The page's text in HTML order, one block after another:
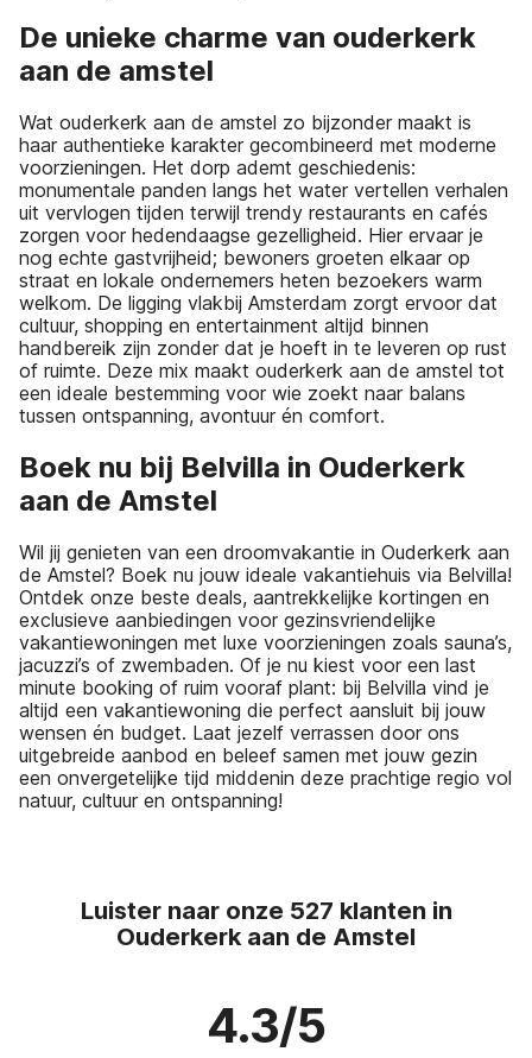
De unieke charme van ouderkerk
aan de amstel
Wat ouderkerk aan de amstel zo bijzonder maakt is
haar authentieke karakter gecombineerd met moderne
voorzieningen. Het dorp ademt geschiedenis:
monumentale panden langs het water vertellen verhalen
uit vervlogen tijden terwijl trendy restaurants en cafés
zorgen voor hedendaagse gezelligheid. Hier ervaar je
nog echte gastvrijheid; bewoners groeten elkaar op
straat en lokale ondernemers heten bezoekers warm
welkom. De ligging vlakbij Amsterdam zorgt ervoor dat
cultuur, shopping en entertainment altijd binnen
handbereik zijn zonder dat je hoeft in te leveren op rust
of ruimte. Deze mix maakt ouderkerk aan de amstel tot
een ideale bestemming voor wie zoekt naar balans
tussen ontspanning, avontuur én comfort.
Boek nu bij Belvilla in Ouderkerk
aan de Amstel
Wil jij genieten van een droomvakantie in Ouderkerk aan
de Amstel? Boek nu jouw ideale vakantiehuis via Belvilla!
Ontdek onze beste deals, aantrekkelijke kortingen en
exclusieve aanbiedingen voor gezinsvriendelijke
vakantiewoningen met luxe voorzieningen zoals sauna’s,
jacuzzi’s of zwembaden. Of je nu kiest voor een last
minute booking of ruim vooraf plant: bij Belvilla vind je
altijd een vakantiewoning die perfect aansluit bij jouw
wensen én budget. Laat jezelf verrassen door ons
uitgebreide aanbod en beleef samen met jouw gezin
een onvergetelijke tijd middenin deze prachtige regio vol
natuur, cultuur en ontspanning!
Luister naar onze 527 klanten in
Ouderkerk aan de Amstel
4.3/5